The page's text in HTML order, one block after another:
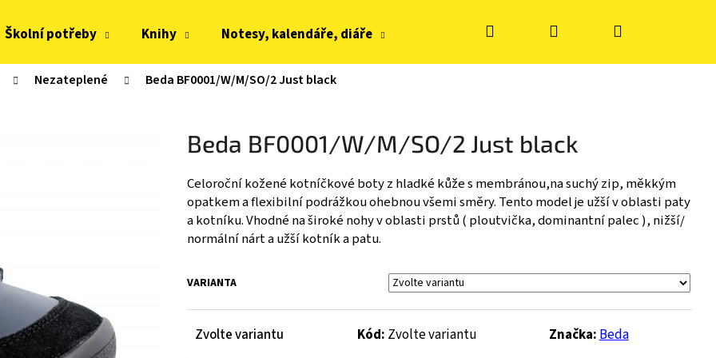
Školní potřeby Knihy Notesy, kalendáře, diáře Hračky, tvoření Doplňky k obuvi
Hledat PřihlášeníNákupní
Nezateplené Beda BF0001/W/M/SO/2 Just black
Beda BF0001/W/M/SO/2 Just black
Celoroční kožené kotníčkové boty z hladké kůže s membránou,na suchý zip, měkkým
opatkem a flexibilní podrážkou ohebnou všemi směry. Tento model je užší v oblasti paty
a kotníku. Vhodné na široké nohy v oblasti prstů ( ploutvička, dominantní palec ), nižší/
normální nárt a užší kotník a patu.
VARIANTA
Zvolte variantu Kód: Zvolte variantu Značka:Beda
Co potřebujete najít?
HLEDAT
HORIZON JUNIOR BAREFOOT 2604